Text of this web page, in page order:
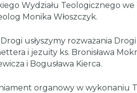
Wydziału Teologicznego
Monika Włoszczyk.
usłyszymy rozważania
i jezuity ks. Bronisława
i Bogusława Kierca.
organowy w wykonaniu